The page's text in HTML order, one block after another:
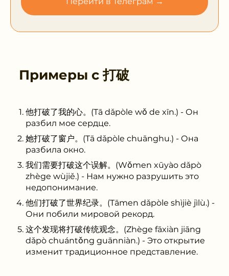
Примеры с打破
他打破了我的心。(Tā dǎpòle wǒ de xīn.) - Он
разбил мое сердце.
她打破了窗户。(Tā dǎpòle chuānghu.) - Она
разбила окно.
我们需要打破这个误解。(Wǒmen xūyào dǎpò
zhège wùjiě.) - Нам нужно разрушить это
недопонимание.
他们打破了世界纪录。(Tāmen dǎpòle shìjiè jìlù.) -
Они побили мировой рекорд.
这个发现将打破传统观念。(Zhège fāxiàn jiāng
dǎpò chuántǒng guānniàn.) - Это открытие
изменит традиционное представление.